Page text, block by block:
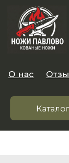
Каталог